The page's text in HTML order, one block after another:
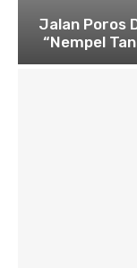
Jalan Poros
“Nempel